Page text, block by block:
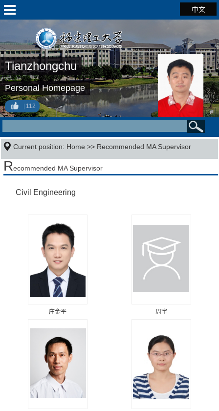
中文
Tianzhongchu
Personal Homepage
112
Current position: Home >> Recommended MA Supervisor
Recommended MA Supervisor
Civil Engineering
庄金平 周宇